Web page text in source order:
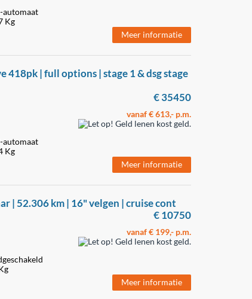
automaat
Kg
Meer informatie
418pk | full options | stage 1 & dsg stage
€ 35450
vanaf € 613,- p.m.
automaat
Kg
Meer informatie
| 52.306 km | 16" velgen | cruise cont
€ 10750
vanaf € 199,- p.m.
Meer informatie